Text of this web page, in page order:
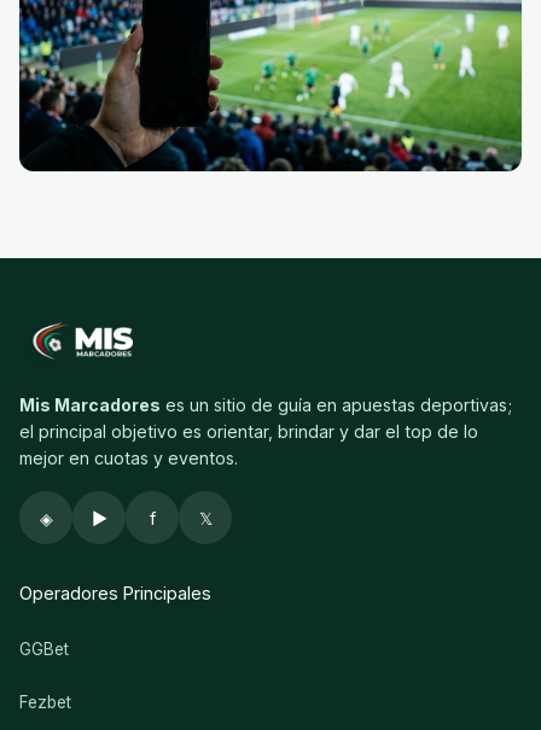
Mis Marcadores es un sitio de guía en apuestas deportivas;
el principal objetivo es orientar, brindar y dar el top de lo
mejor en cuotas y eventos.
◈ ▶ f 𝕏
Operadores Principales
GGBet
Fezbet